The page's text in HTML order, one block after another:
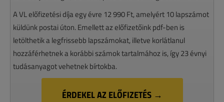
A VL előfizetési díja egy évre 12 990 Ft, amelyért 10 lapszámot
küldünk postai úton. Emellett az előfizetőink pdf-ben is
letölthetik a legfrissebb lapszámokat, illetve korlátlanul
hozzáférhetnek a korábbi számok tartalmához is, így 23 évnyi
tudásanyagot vehetnek bírtokba.
ÉRDEKEL AZ ELŐFIZETÉS →